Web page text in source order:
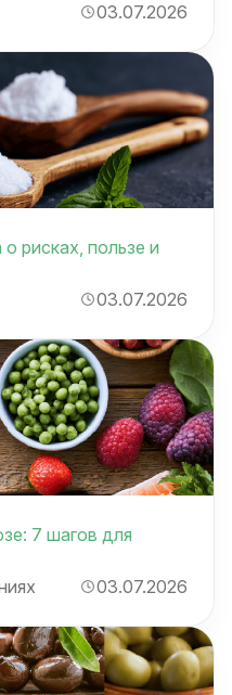
03.07.2026
рисках, пользе и
03.07.2026
7 шагов для
03.07.2026